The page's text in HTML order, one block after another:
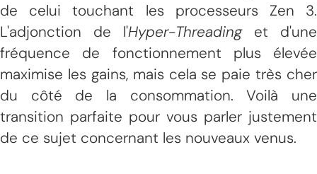
de celui touchant les processeurs Zen 3.
L'adjonction de l'Hyper-Threadinget d'une
fréquence de fonctionnement plus élevée
maximise les gains, mais cela se paie très cher
du côté de la consommation. Voilà une
transition parfaite pour vous parler justement
de ce sujet concernant les nouveaux venus.